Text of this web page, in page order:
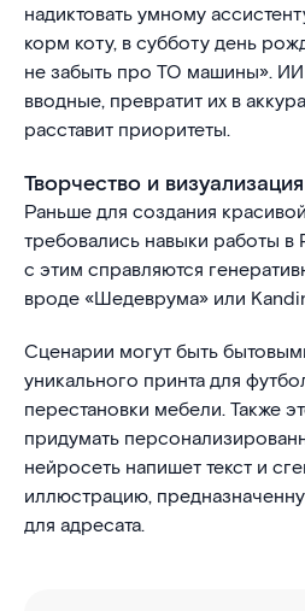
надиктовать умному
корм коту, в субботу день
не забыть про ТО машины». ИИ
вводные, превратит их в
расставит приоритеты.
Творчество и
Раньше для создания
требовались навыки работы
с этим справляются
вроде «Шедеврума» или
Сценарии могут быть
уникального принта для
перестановки мебели. Также
придумать
нейросеть напишет текст и
иллюстрацию,
для адресата.